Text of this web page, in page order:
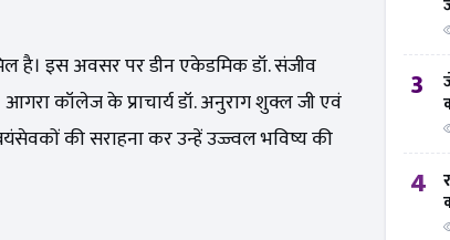
है। इस अवसर पर डीन एकेडमिक डॉ. संजीव
आगरा कॉलेज के प्राचार्य डॉ. अनुराग शुक्ल जी एवं
की सराहना कर उन्हें उज्ज्वल भविष्य की
3
4